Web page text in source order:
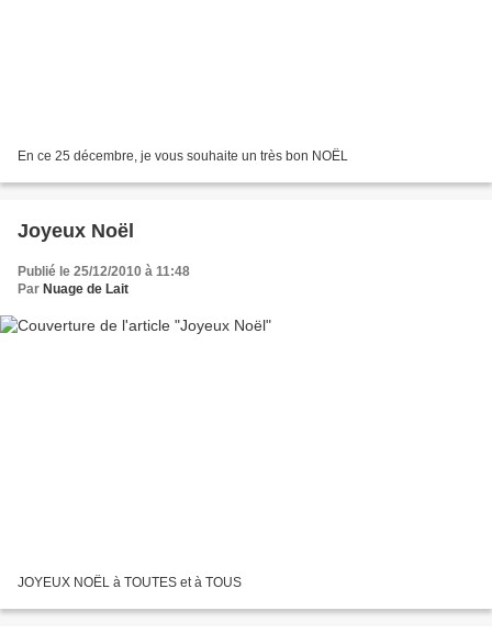
En ce 25 décembre, je vous souhaite un très bon NOËL
Joyeux Noël
Publié le 25/12/2010 à 11:48
Par Nuage de Lait
JOYEUX NOËL à TOUTES et à TOUS